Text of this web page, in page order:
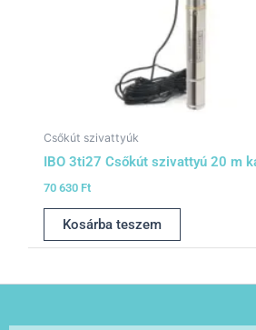
Csőkút szivattyúk
IBO 3ti27 Csőkút szivattyú 20 m
70 630 Ft
Kosárba teszem